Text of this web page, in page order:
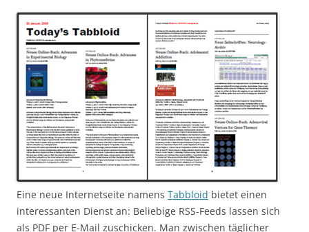
Eine neue Internetseite namens Tabbloid bietet einen
interessanten Dienst an: Beliebige RSS-Feeds lassen sich
als PDF per E-Mail zuschicken. Man zwischen täglicher